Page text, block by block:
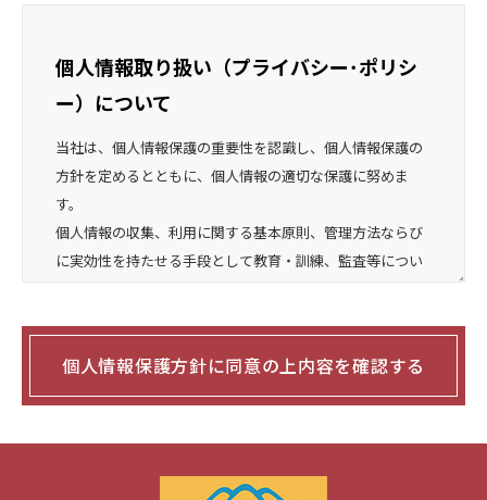
個人情報取り扱い（プライバシー･ポリシ
ー）について
当社は、個人情報保護の重要性を認識し、個人情報保護の
方針を定めるとともに、個人情報の適切な保護に努めま
す。
個人情報の収集、利用に関する基本原則、管理方法ならび
に実効性を持たせる手段として教育・訓練、監査等につい
り、本人の同意を得た上で行います。
2.収集にあたっては、利用目的を明確にし、その目的のた
個人情報保護方針に同意の上内容を確認する